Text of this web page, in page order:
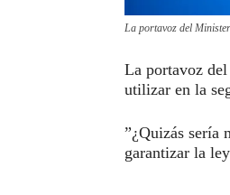
La portavoz del
La portavoz
utilizar en la
”¿Quizás sería
garantizar la